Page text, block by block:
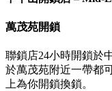
萬茂苑開鎖
聯鎖店24小時開鎖於
於萬茂苑附近一帶都
上為你開鎖換鎖。